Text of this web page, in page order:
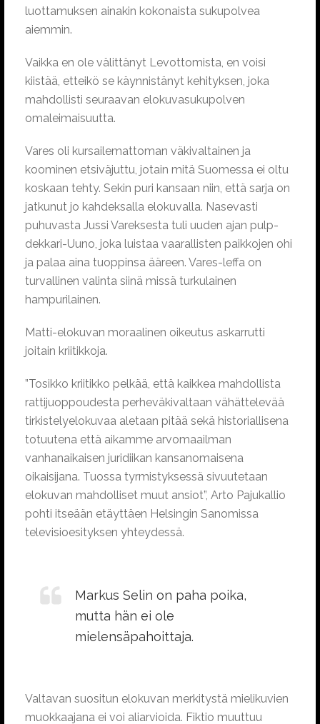
luottamuksen ainakin kokonaista sukupolvea
aiemmin.
Vaikka en ole välittänyt Levottomista, en voisi
kiistää, etteikö se käynnistänyt kehityksen, joka
mahdollisti seuraavan elokuvasukupolven
omaleimaisuutta.
Vares oli kursailemattoman väkivaltainen ja
koominen etsiväjuttu, jotain mitä Suomessa ei oltu
koskaan tehty. Sekin puri kansaan niin, että sarja on
jatkunut jo kahdeksalla elokuvalla. Nasevasti
puhuvasta Jussi Vareksesta tuli uuden ajan pulp-
dekkari-Uuno, joka luistaa vaarallisten paikkojen ohi
ja palaa aina tuoppinsa ääreen. Vares-leffa on
turvallinen valinta siinä missä turkulainen
hampurilainen.
Matti-elokuvan moraalinen oikeutus askarrutti
joitain kriitikkoja.
”Tosikko kriitikko pelkää, että kaikkea mahdollista
rattijuoppoudesta perheväkivaltaan vähättelevää
tirkistelyelokuvaa aletaan pitää sekä historiallisena
totuutena että aikamme arvomaailman
vanhanaikaisen juridiikan kansanomaisena
oikaisijana. Tuossa tyrmistyksessä sivuutetaan
elokuvan mahdolliset muut ansiot”, Arto Pajukallio
pohti itseään etäyttäen Helsingin Sanomissa
televisioesityksen yhteydessä.
Markus Selin on paha poika,
mutta hän ei ole
mielensäpahoittaja.
Valtavan suositun elokuvan merkitystä mielikuvien
muokkaajana ei voi aliarvioida. Fiktio muuttuu